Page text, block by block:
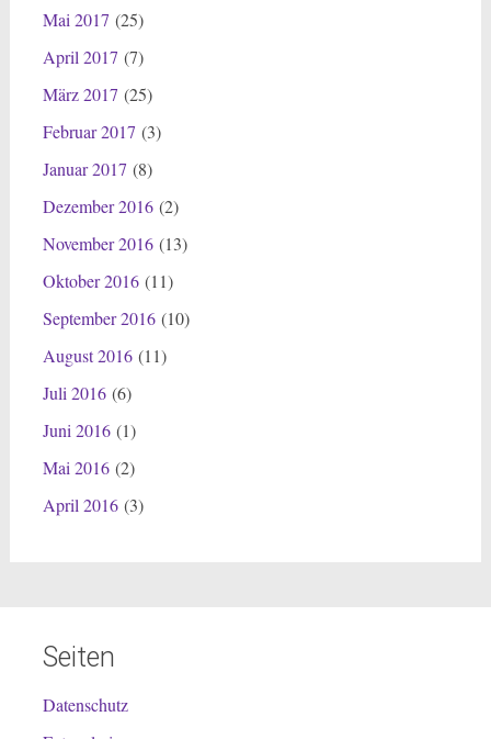
Mai 2017 (25)
April 2017 (7)
März 2017 (25)
Februar 2017 (3)
Januar 2017 (8)
Dezember 2016(2)
November 2016(13)
Oktober 2016(11)
September 2016(10)
August 2016(11)
Juli 2016(6)
Juni 2016(1)
Mai 2016(2)
April 2016(3)
Seiten
Datenschutz